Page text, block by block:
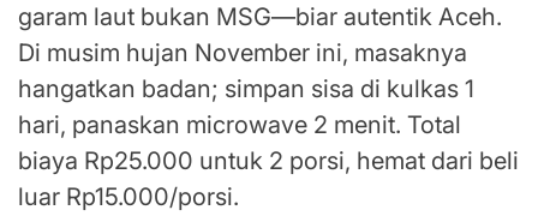
garam laut bukan MSG—biar autentik Aceh.
Di musim hujan November ini, masaknya
hangatkan badan; simpan sisa di kulkas 1
hari, panaskan microwave 2 menit. Total
biaya Rp25.000 untuk 2 porsi, hemat dari beli
luar Rp15.000/porsi.